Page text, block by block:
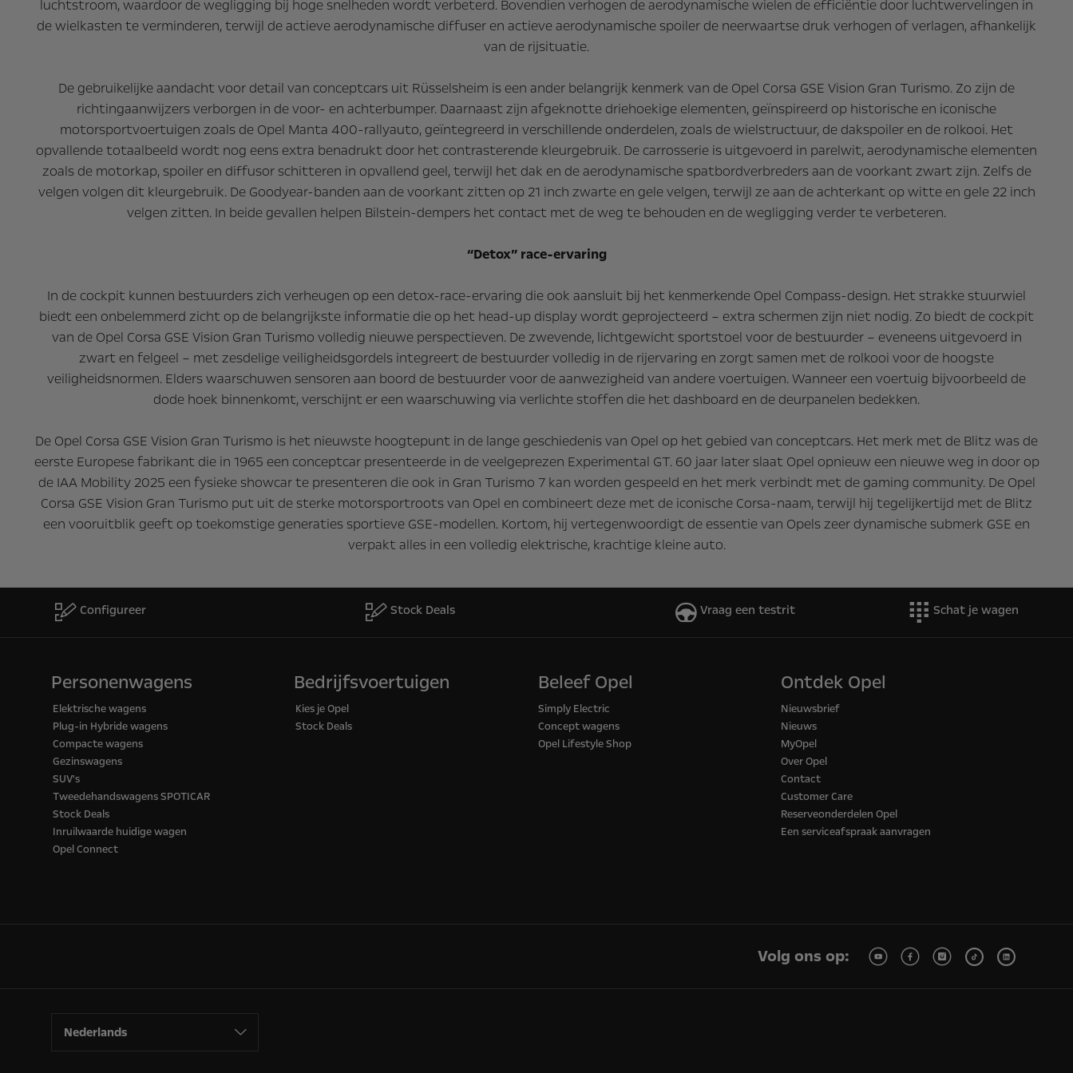
luchtstroom, waardoor de wegligging bij hoge snelheden wordt verbeterd. Bovendien verhogen de aerodynamische wielen de efficiëntie door luchtwervelingen in
de wielkasten te verminderen, terwijl de actieve aerodynamische diffuser en actieve aerodynamische spoiler de neerwaartse druk verhogen of verlagen, afhankelijk
van de rijsituatie.
De gebruikelijke aandacht voor detail van conceptcars uit Rüsselsheim is een ander belangrijk kenmerk van de Opel Corsa GSE Vision Gran Turismo. Zo zijn de
richtingaanwijzers verborgen in de voor- en achterbumper. Daarnaast zijn afgeknotte driehoekige elementen, geïnspireerd op historische en iconische
motorsportvoertuigen zoals de Opel Manta 400-rallyauto, geïntegreerd in verschillende onderdelen, zoals de wielstructuur, de dakspoiler en de rolkooi. Het
opvallende totaalbeeld wordt nog eens extra benadrukt door het contrasterende kleurgebruik. De carrosserie is uitgevoerd in parelwit, aerodynamische elementen
zoals de motorkap, spoiler en diffusor schitteren in opvallend geel, terwijl het dak en de aerodynamische spatbordverbreders aan de voorkant zwart zijn. Zelfs de
velgen volgen dit kleurgebruik. De Goodyear-banden aan de voorkant zitten op 21 inch zwarte en gele velgen, terwijl ze aan de achterkant op witte en gele 22 inch
velgen zitten. In beide gevallen helpen Bilstein-dempers het contact met de weg te behouden en de wegligging verder te verbeteren.
“Detox” race-ervaring
In de cockpit kunnen bestuurders zich verheugen op een detox-race-ervaring die ook aansluit bij het kenmerkende Opel Compass-design. Het strakke stuurwiel
biedt een onbelemmerd zicht op de belangrijkste informatie die op het head-up display wordt geprojecteerd – extra schermen zijn niet nodig. Zo biedt de cockpit
van de Opel Corsa GSE Vision Gran Turismo volledig nieuwe perspectieven. De zwevende, lichtgewicht sportstoel voor de bestuurder – eveneens uitgevoerd in
zwart en felgeel – met zesdelige veiligheidsgordels integreert de bestuurder volledig in de rijervaring en zorgt samen met de rolkooi voor de hoogste
veiligheidsnormen. Elders waarschuwen sensoren aan boord de bestuurder voor de aanwezigheid van andere voertuigen. Wanneer een voertuig bijvoorbeeld de
dode hoek binnenkomt, verschijnt er een waarschuwing via verlichte stoffen die het dashboard en de deurpanelen bedekken.
De Opel Corsa GSE Vision Gran Turismo is het nieuwste hoogtepunt in de lange geschiedenis van Opel op het gebied van conceptcars. Het merk met de Blitz was de
eerste Europese fabrikant die in 1965 een conceptcar presenteerde in de veelgeprezen Experimental GT. 60 jaar later slaat Opel opnieuw een nieuwe weg in door op
de IAA Mobility 2025 een fysieke showcar te presenteren die ook in Gran Turismo 7 kan worden gespeeld en het merk verbindt met de gaming community. De Opel
Corsa GSE Vision Gran Turismo put uit de sterke motorsportroots van Opel en combineert deze met de iconische Corsa-naam, terwijl hij tegelijkertijd met de Blitz
een vooruitblik geeft op toekomstige generaties sportieve GSE-modellen. Kortom, hij vertegenwoordigt de essentie van Opels zeer dynamische submerk GSE en
verpakt alles in een volledig elektrische, krachtige kleine auto.
Configureer Stock Deals Vraag een testrit Schat je wagen
Personenwagens
Elektrische wagens
Plug-in Hybride wagens
Compacte wagens
Gezinswagens
SUV's
Tweedehandswagens SPOTICAR
Stock Deals
Inruilwaarde huidige wagen
Opel Connect
Bedrijfsvoertuigen
Kies je Opel
Stock Deals
Beleef Opel
Simply Electric
Concept wagens
Opel Lifestyle Shop
Ontdek Opel
Nieuwsbrief
Nieuws
MyOpel
Over Opel
Contact
Customer Care
Reserveonderdelen Opel
Een serviceafspraak aanvragen
Volg ons op:
Nederlands